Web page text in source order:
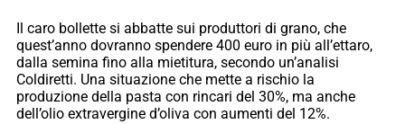
Il caro bollette si abbatte sui produttori di grano, che
quest’anno dovranno spendere 400 euro in più all’ettaro,
dalla semina fino alla mietitura, secondo un’analisi
Coldiretti. Una situazione che mette a rischio la
produzione della pasta con rincari del 30%, ma anche
dell’olio extravergine d’oliva con aumenti del 12%.